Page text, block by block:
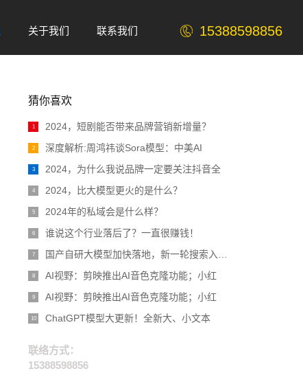
15388598856
关于我们
联系我们
猜你喜欢
1 2024，短剧能否带来品牌营销新增量？
2 深度解析:周鸿祎谈Sora模型：中美AI
3 2024，为什么我说品牌一定要关注抖音全
4 2024，比大模型更火的是什么？
5 2024年的私域会是什么样？
6 谁说这个行业落后了？一直很赚钱！
7 国产自研大模型加快落地，新一轮搜索入口战
8 AI视野：剪映推出AI音色克隆功能；小红
9 AI视野：剪映推出AI音色克隆功能；小红
10 ChatGPT模型大更新！全新大、小文本
联络方式：
15388598856